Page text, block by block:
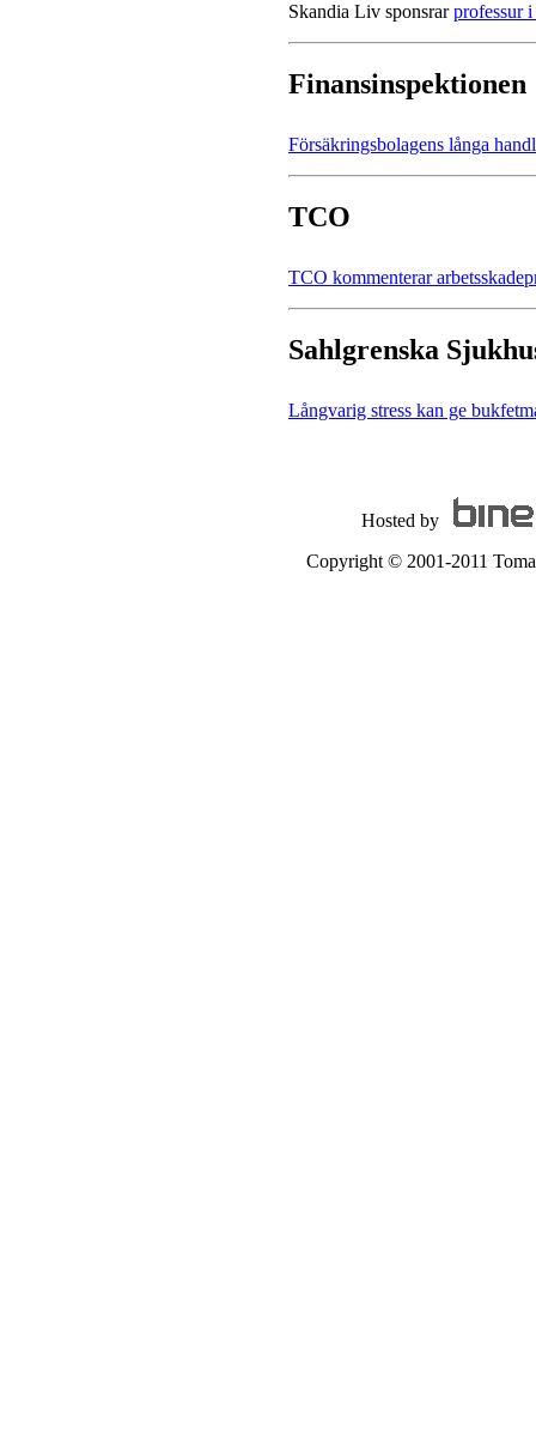
Skandia Liv sponsrarprofessur
Finansinspektionen
Försäkringsbolagens långa
TCO
TCO kommenterar
Sahlgrenska
Långvarig stress kan ge
Hosted by
Copyright © 2001-2011